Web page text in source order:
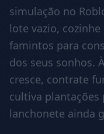
simulação no
lote vazio,
famintos para
dos seus sonhos.
cresce, contrate
cultiva plantações
lanchonete ainda